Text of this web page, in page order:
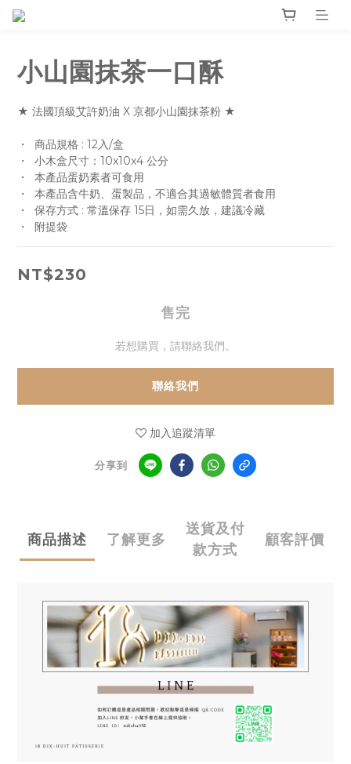
小山園抹茶一口酥
★ 法國頂級艾許奶油 X 京都小山園抹茶粉 ★
・  商品規格 : 12入/盒
・  小木盒尺寸：10x10x4 公分
・  本產品蛋奶素者可食用
・  本產品含牛奶、蛋製品，不適合其過敏體質者食用
・  保存方式 : 常溫保存 15日，如需久放，建議冷藏
・  附提袋
NT$230
售完
若想購買，請聯絡我們。
聯絡我們
加入追蹤清單
分享到
商品描述 了解更多
送貨及付
款方式
顧客評價